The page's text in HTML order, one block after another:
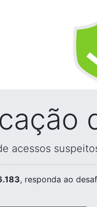
acessos
, responda ao